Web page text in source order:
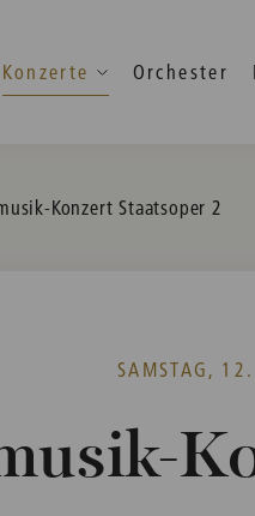
Konzerte Orchester
Konzert Staatsoper 2
SAMSTAG,